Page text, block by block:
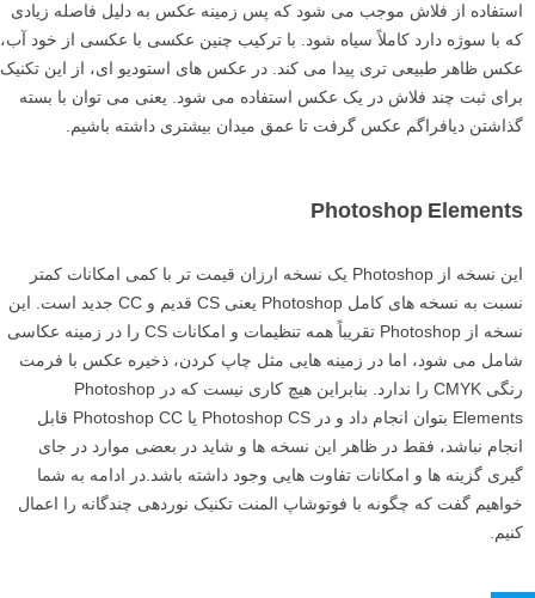
استفاده از فلاش موجب می شود که پس زمینه عکس به دلیل فاصله زیادی
که با سوژه دارد کاملاً سیاه شود. با ترکیب چنین عکسی با عکسی از خود آب،
عکس ظاهر طبیعی تری پیدا می کند. در عکس های استودیو ای، از این تکنیک
برای ثبت چند فلاش در یک عکس استفاده می شود. یعنی می توان با بسته
گذاشتن دیافراگم عکس گرفت تا عمق میدان بیشتری داشته باشیم.
Photoshop Elements
این نسخه از Photoshop یک نسخه ارزان قیمت تر با کمی امکانات کمتر
نسبت به نسخه های کامل Photoshop یعنی CS قدیم و CC جدید است. این
نسخه از Photoshop تقریباً همه تنظیمات و امکانات CS را در زمینه عکاسی
شامل می شود، اما در زمینه هایی مثل چاپ کردن، ذخیره عکس با فرمت
رنگی CMYK را ندارد. بنابراین هیچ کاری نیست که در Photoshop
Elements بتوان انجام داد و در Photoshop CS یا Photoshop CC قابل
انجام نباشد، فقط در ظاهر این نسخه ها و شاید در بعضی موارد در جای
گیری گزینه ها و امکانات تفاوت هایی وجود داشته باشد.در ادامه به شما
خواهیم گفت که چگونه با فوتوشاپ المنت تکنیک نوردهی چندگانه را اعمال
کنیم.